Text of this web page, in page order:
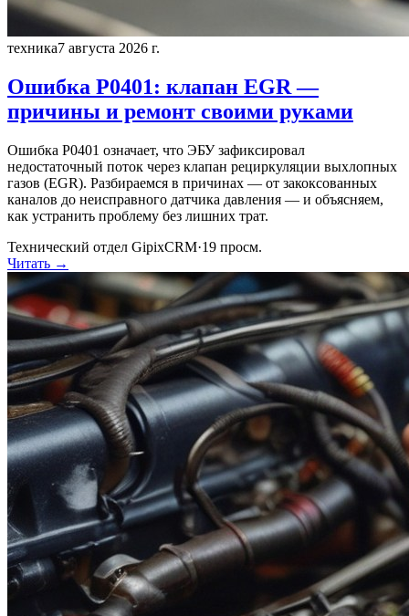
техника7 августа 2026 г.
Ошибка P0401: клапан EGR —
причины и ремонт своими руками
Ошибка P0401 означает, что ЭБУ зафиксировал
недостаточный поток через клапан рециркуляции выхлопных
газов (EGR). Разбираемся в причинах — от закоксованных
каналов до неисправного датчика давления — и объясняем,
как устранить проблему без лишних трат.
Технический отдел GipixCRM·19 просм.
Читать →